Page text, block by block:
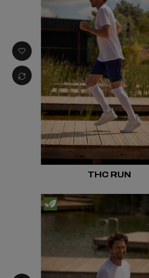
THC RUN